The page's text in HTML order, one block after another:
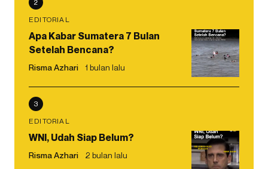
2
EDITORIAL
Apa Kabar Sumatera 7 Bulan
Setelah Bencana?
Risma Azhari 1 bulan lalu
3
EDITORIAL
WNI, Udah Siap Belum?
Risma Azhari 2 bulan lalu